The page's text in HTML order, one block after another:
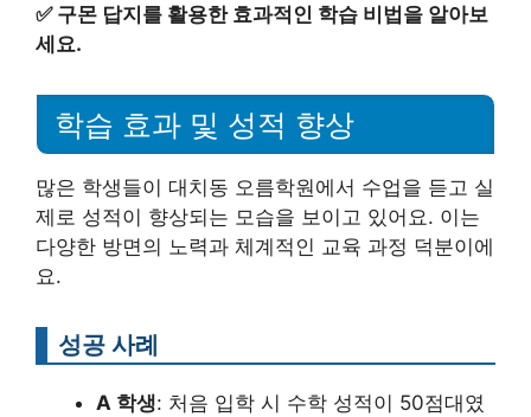
✅ 구몬 답지를 활용한 효과적인 학습 비법을 알아보
세요.
학습 효과 및 성적 향상
많은 학생들이 대치동 오름학원에서 수업을 듣고 실
제로 성적이 향상되는 모습을 보이고 있어요. 이는
다양한 방면의 노력과 체계적인 교육 과정 덕분이에
요.
성공 사례
A 학생: 처음 입학 시 수학 성적이 50점대였